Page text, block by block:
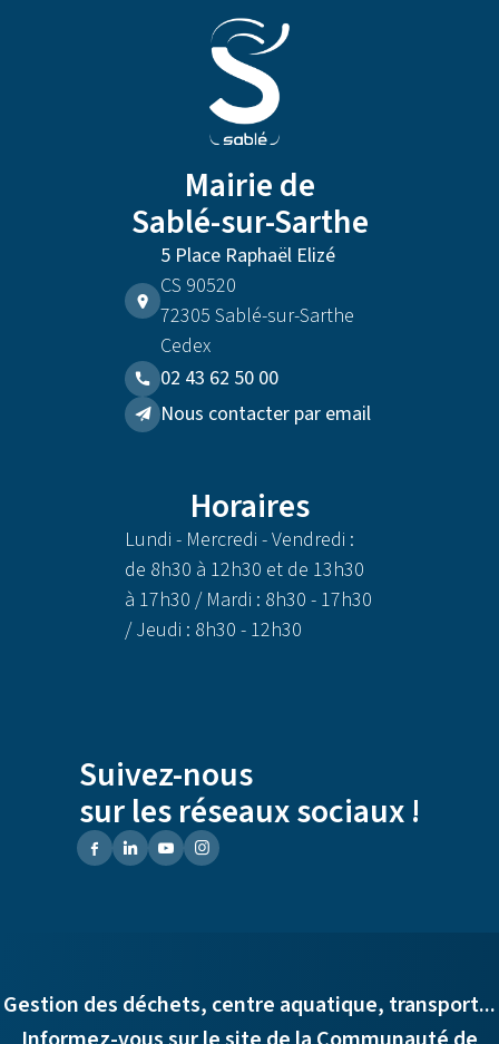
Mairie de
Sablé-sur-Sarthe
5 Place Raphaël Elizé
CS 90520
72305 Sablé-sur-Sarthe
Cedex
02 43 62 50 00
Nous contacter par email
Horaires
Lundi - Mercredi - Vendredi :
de 8h30 à 12h30 et de 13h30
à 17h30 / Mardi : 8h30 - 17h30
/ Jeudi : 8h30 - 12h30
Suivez-nous
sur les réseaux sociaux !
Gestion des déchets, centre aquatique, transport...